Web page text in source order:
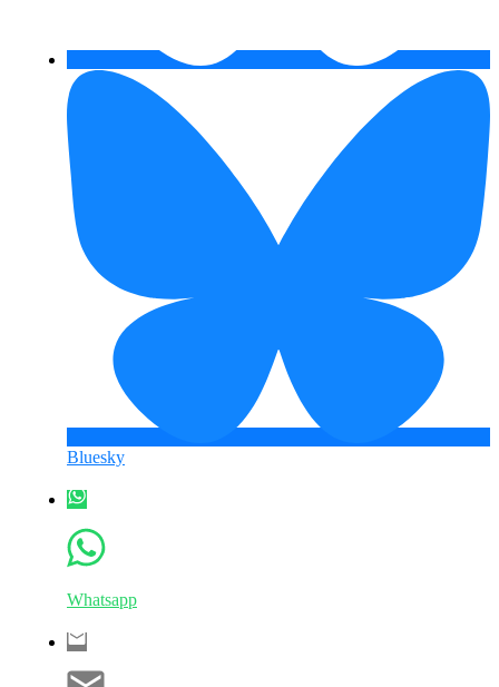
Bluesky
Whatsapp